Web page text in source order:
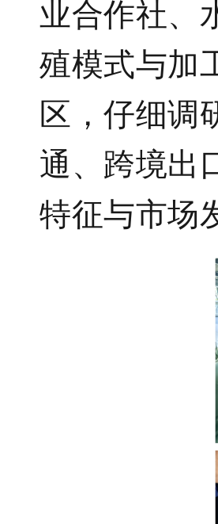
业合作社、
殖模式与加
区，仔细调
通、跨境出
特征与市场